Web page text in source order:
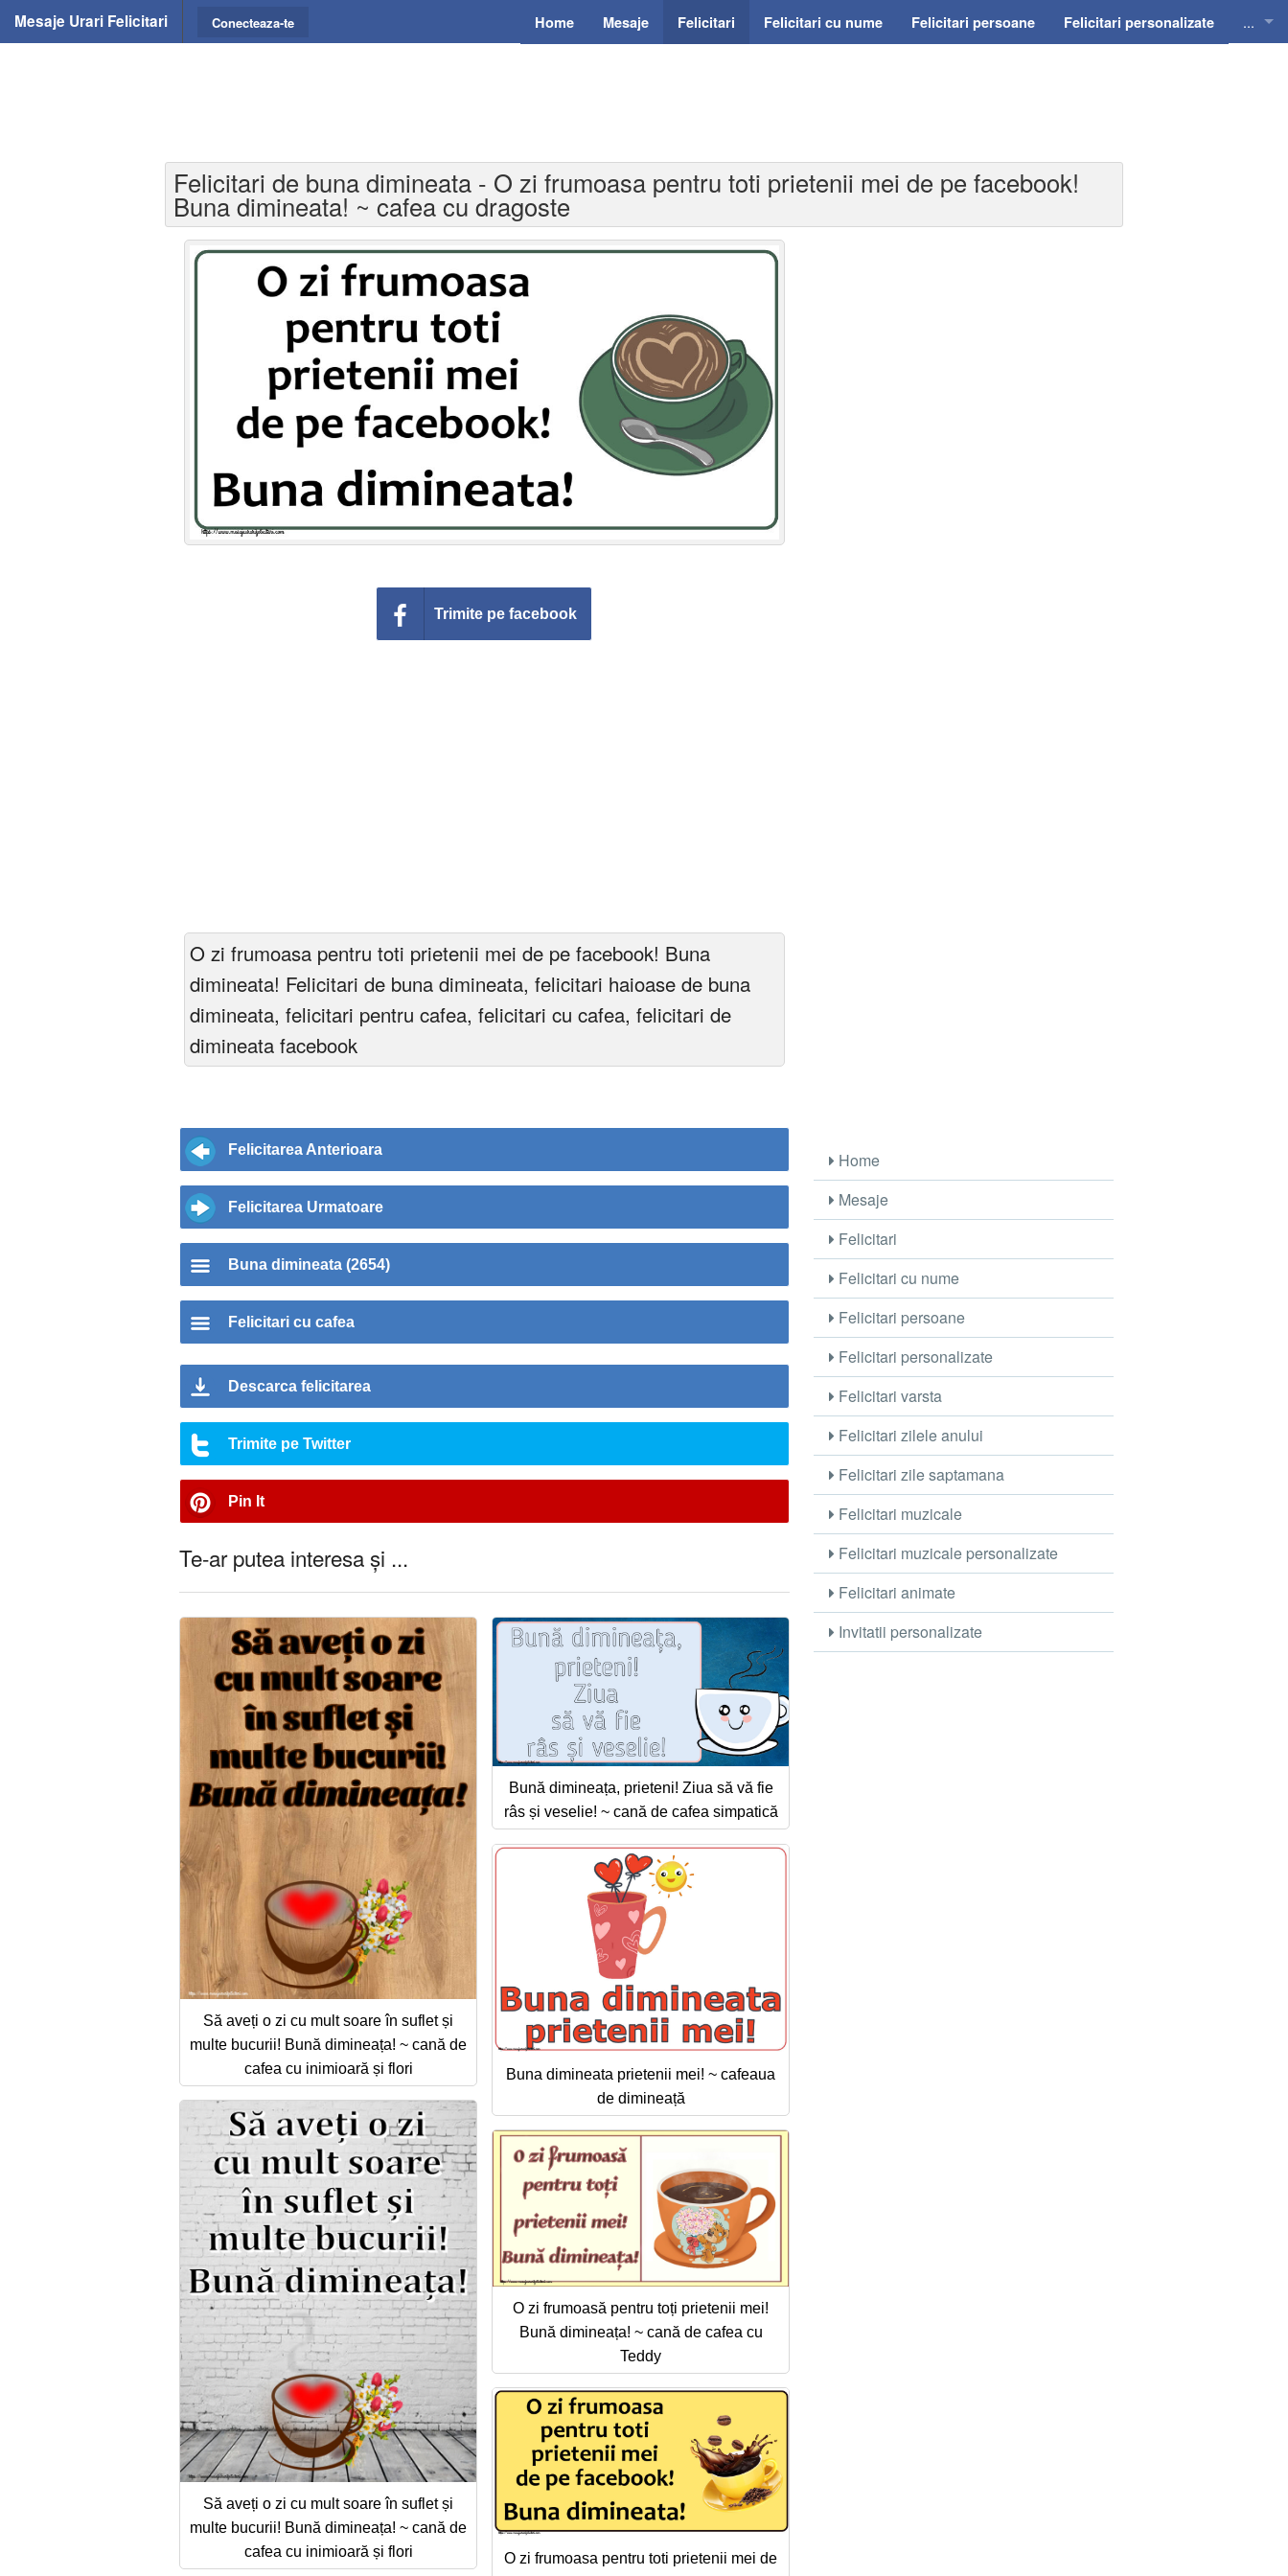
Mesaje Urari Felicitari Home Mesaje Felicitari Felicitari cu nume Felicitari persoane Felicitari personalizate ...
Conecteaza-te
Felicitari de buna dimineata - O zi frumoasa pentru toti prietenii mei de pe facebook!
Buna dimineata! ~ cafea cu dragoste
Trimite pe facebook
O zi frumoasa pentru toti prietenii mei de pe facebook! Buna
dimineata! Felicitari de buna dimineata, felicitari haioase de buna
dimineata, felicitari pentru cafea, felicitari cu cafea, felicitari de
dimineata facebook
Felicitarea Anterioara
Felicitarea Urmatoare
Buna dimineata (2654)
Felicitari cu cafea
Descarca felicitarea
Trimite pe Twitter
Pin It
Te-ar putea interesa și ...
Să aveți o zi cu mult soare în suflet și
multe bucurii! Bună dimineața! ~ cană de
cafea cu inimioară și flori
Bună dimineața, prieteni! Ziua să vă fie
râs și veselie! ~ cană de cafea simpatică
Buna dimineata prietenii mei! ~ cafeaua
de dimineață
Să aveți o zi cu mult soare în suflet și
multe bucurii! Bună dimineața! ~ cană de
cafea cu inimioară și flori
O zi frumoasă pentru toți prietenii mei!
Bună dimineața! ~ cană de cafea cu
Teddy
O zi frumoasa pentru toti prietenii mei de
Home
Mesaje
Felicitari
Felicitari cu nume
Felicitari persoane
Felicitari personalizate
Felicitari varsta
Felicitari zilele anului
Felicitari zile saptamana
Felicitari muzicale
Felicitari muzicale personalizate
Felicitari animate
Invitatii personalizate